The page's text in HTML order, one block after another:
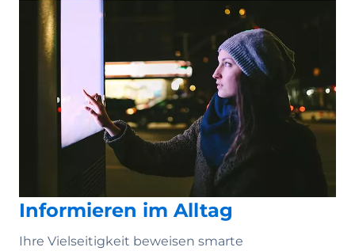
Informieren im Alltag
Ihre Vielseitigkeit beweisen smarte